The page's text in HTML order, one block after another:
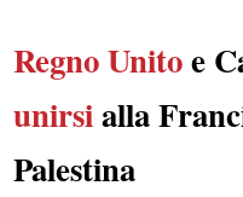
Regno Unitoe
unirsialla
Palestina